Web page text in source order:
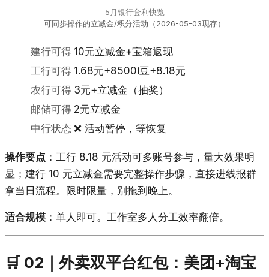
5月银行套利快览
可同步操作的立减金/积分活动（2026-05-03现存）
建行可得 10元立减金+宝箱返现
工行可得 1.68元+8500i豆+8.18元
农行可得 3元+立减金（抽奖）
邮储可得 2元立减金
中行状态 ❌ 活动暂停，等恢复
操作要点 ：工行 8.18 元活动可多账号参与，量大效果明
显；建行 10 元立减金需要完整操作步骤，直接进线报群
拿当日流程。限时限量，别拖到晚上。
适合规模 ：单人即可。工作室多人分工效率翻倍。
🛒 02｜外卖双平台红包：美团+淘宝